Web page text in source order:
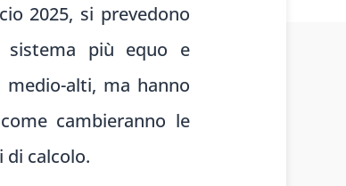
2025, si prevedono
sistema più equo e
alti, ma hanno
cambieranno le
di calcolo.